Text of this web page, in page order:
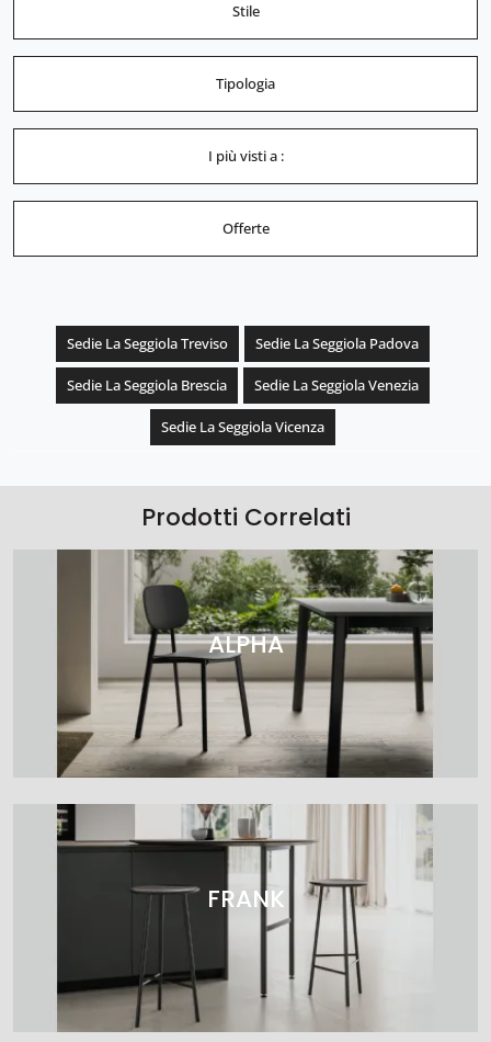
Stile
Tipologia
I più visti a :
Offerte
Sedie La Seggiola Treviso Sedie La Seggiola Padova
Sedie La Seggiola Brescia Sedie La Seggiola Venezia
Sedie La Seggiola Vicenza
Prodotti Correlati
ALPHA
FRANK